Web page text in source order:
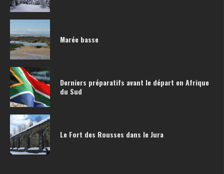
Marée basse
Derniers préparatifs avant le départ en Afrique
du Sud
Le Fort des Rousses dans le Jura